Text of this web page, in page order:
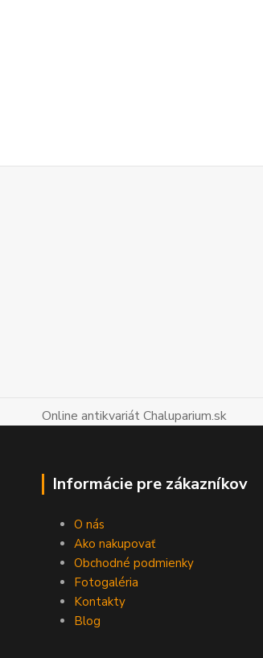
Online antikvariát Chaluparium.sk
Informácie pre zákazníkov
O nás
Ako nakupovať
Obchodné podmienky
Fotogaléria
Kontakty
Blog